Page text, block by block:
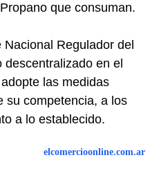
que consuman.
Regulador del
en el
las medidas
su competencia, a los
a lo establecido.
elcomercioonline.com.ar